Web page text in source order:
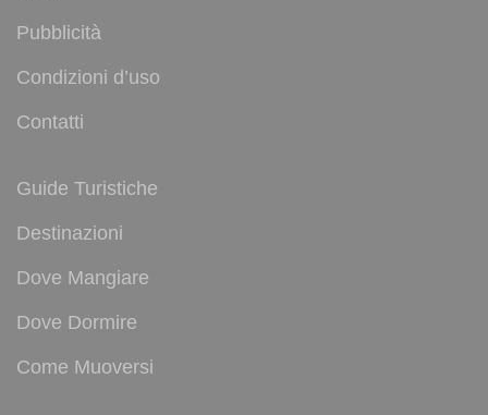
Pubblicità
Condizioni d’uso
Contatti
Guide Turistiche
Destinazioni
Dove Mangiare
Dove Dormire
Come Muoversi